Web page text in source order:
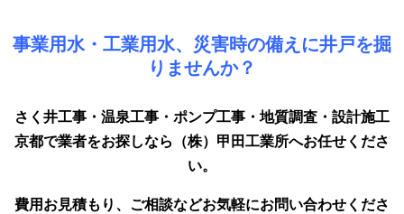
事業用水・工業用水、災害時の備えに井戸を掘
りませんか？
さく井工事・温泉工事・ポンプ工事・地質調査・設計施工
京都で業者をお探しなら（株）甲田工業所へお任せくださ
い。
費用お見積もり、ご相談などお気軽にお問い合わせくださ